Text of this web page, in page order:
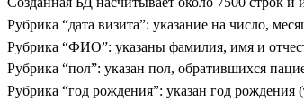
Рубрика “дата визита”: указание на число,
Рубрика “ФИО”: указаны фамилия, имя и
Рубрика “пол”: указан пол, обратившихся
Рубрика “год рождения”: указан год